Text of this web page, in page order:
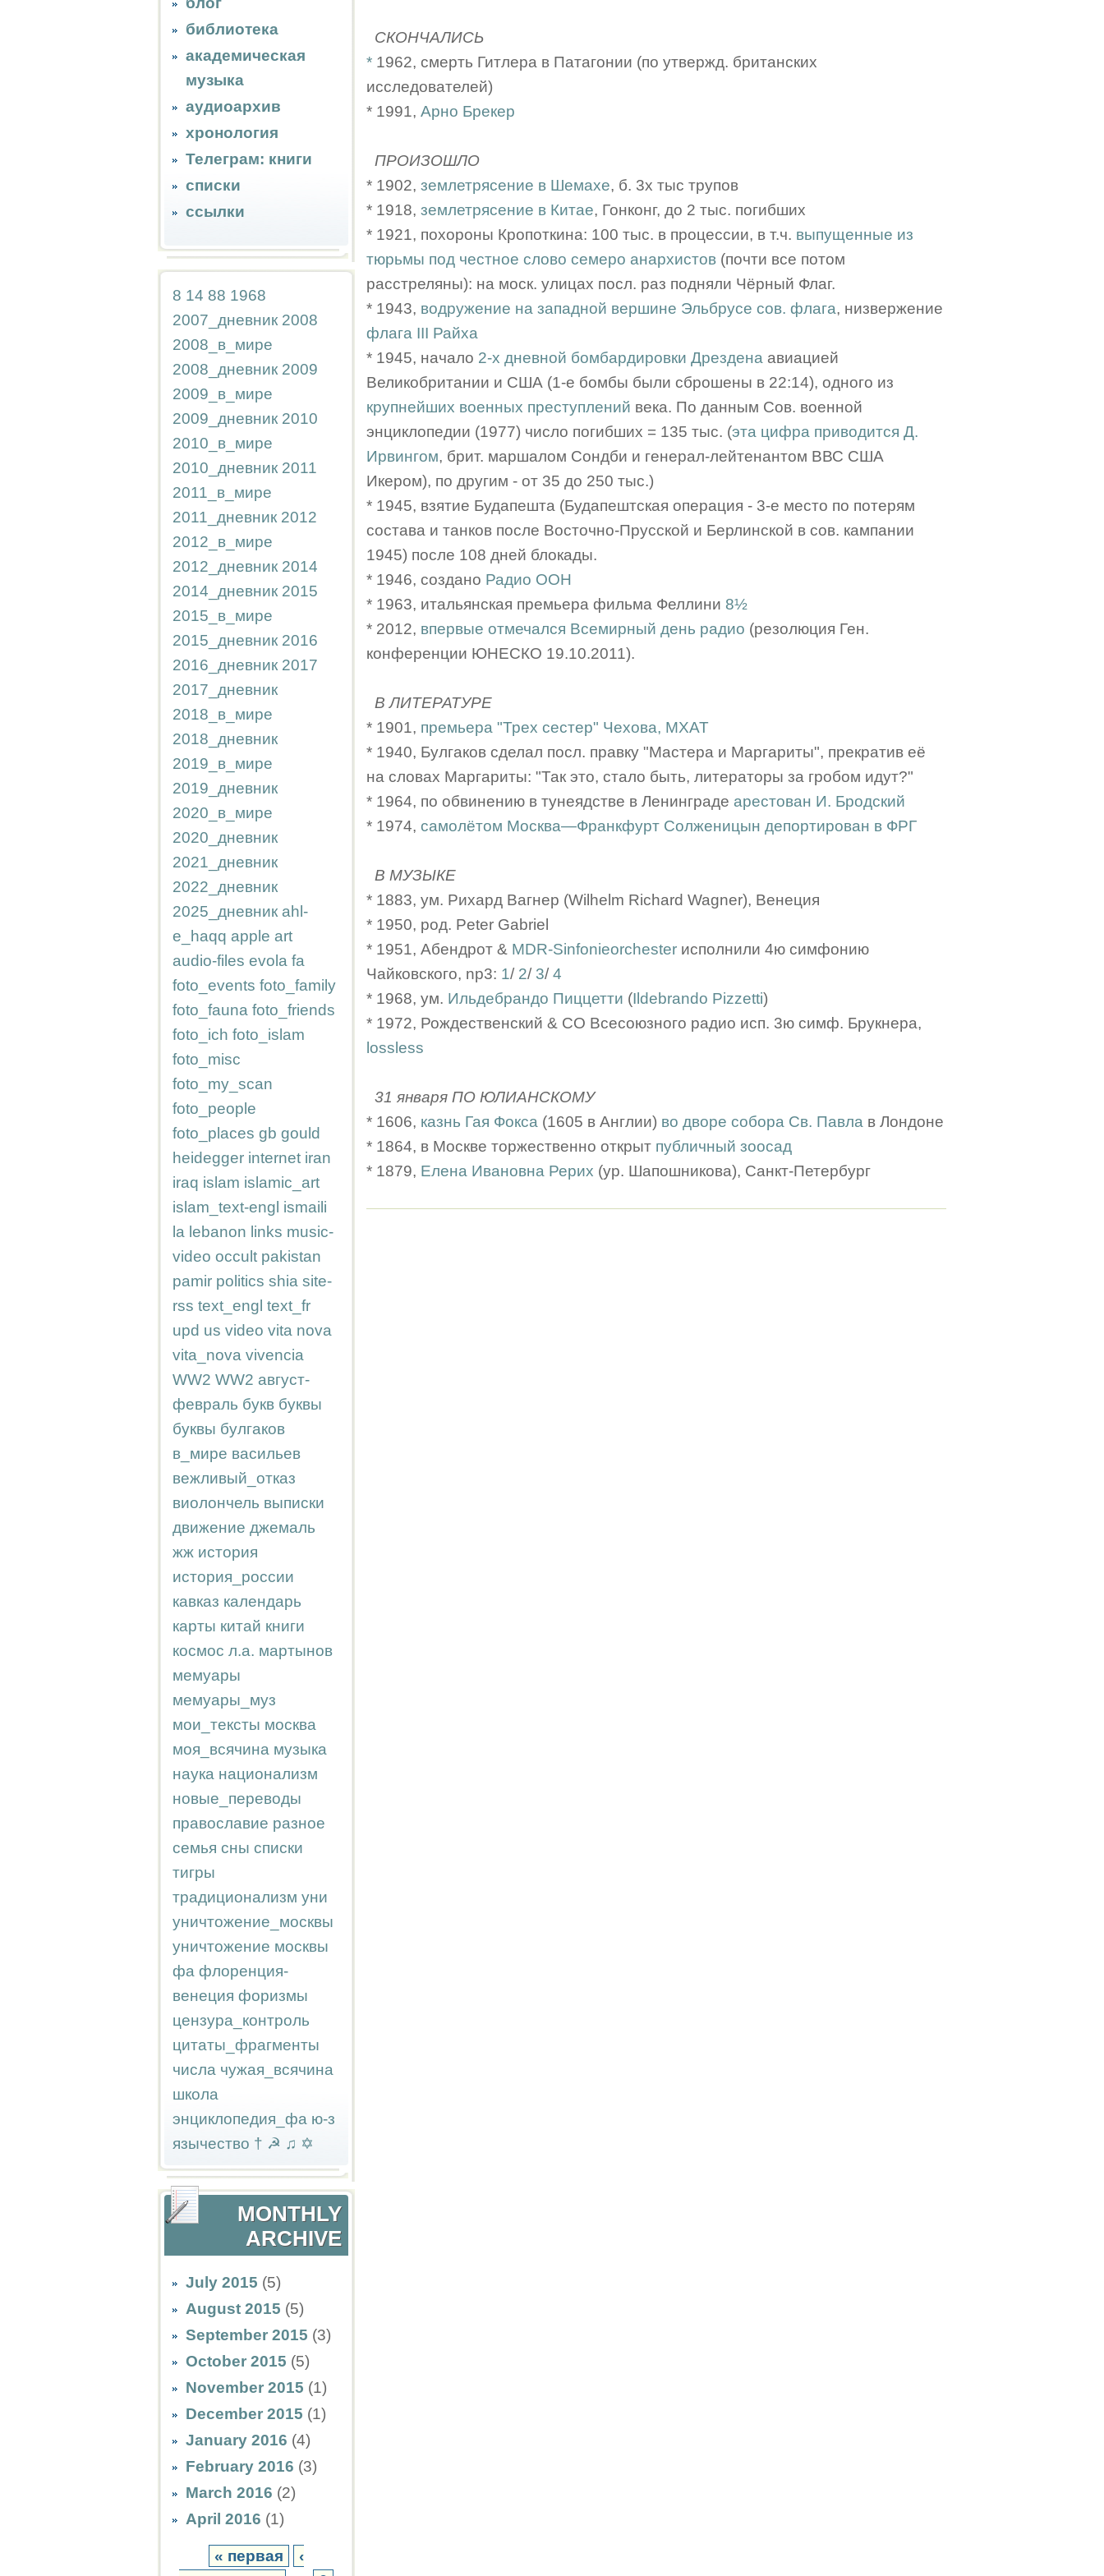
библиотека
академическая
музыка
аудиоархив
хронология
Телеграм: книги
списки
ссылки
8 14 88 1968
2007_дневник 2008
2008_в_мире
2008_дневник 2009
2009_в_мире
2009_дневник 2010
2010_в_мире
2010_дневник 2011
2011_в_мире
2011_дневник 2012
2012_в_мире
2012_дневник 2014
2014_дневник 2015
2015_в_мире
2015_дневник 2016
2016_дневник 2017
2017_дневник
2018_в_мире
2018_дневник
2019_в_мире
2019_дневник
2020_в_мире
2020_дневник
2021_дневник
2022_дневник
2025_дневник ahl-
e_haqq apple art
audio-files evola fa
foto_events foto_family
foto_fauna foto_friends
foto_ich foto_islam
foto_misc
foto_my_scan
foto_people
foto_places gb gould
heidegger internet iran
iraq islam islamic_art
islam_text-engl ismaili
la lebanon links music-
video occult pakistan
pamir politics shia site-
rss text_engl text_fr
upd us video vita nova
vita_nova vivencia
WW2 WW2 август-
февраль букв буквы
буквы булгаков
в_мире васильев
вежливый_отказ
виолончель выписки
движение джемаль
жж история
история_россии
кавказ календарь
карты китай книги
космос л.а. мартынов
мемуары
мемуары_муз
мои_тексты москва
моя_всячина музыка
наука национализм
новые_переводы
православие разное
семья сны списки
тигры
традиционализм уни
уничтожение_москвы
уничтожение москвы
фа флоренция-
венеция форизмы
цензура_контроль
цитаты_фрагменты
числа чужая_всячина
школа
энциклопедия_фа ю-з
язычество † ☭ ♫ ✡
MONTHLY
ARCHIVE
July 2015 (5)
August 2015 (5)
September 2015 (3)
October 2015 (5)
November 2015 (1)
December 2015 (1)
January 2016 (4)
February 2016 (3)
March 2016 (2)
April 2016 (1)
« первая
‹
СКОНЧАЛИСЬ
* 1962, смерть Гитлера в Патагонии (по утвержд. британских
исследователей)
* 1991, Арно Брекер
ПРОИЗОШЛО
* 1902, землетрясение в Шемахе, б. 3х тыс трупов
* 1918, землетрясение в Китае, Гонконг, до 2 тыс. погибших
* 1921, похороны Кропоткина: 100 тыс. в процессии, в т.ч. выпущенные из
тюрьмы под честное слово семеро анархистов (почти все потом
расстреляны): на моск. улицах посл. раз подняли Чёрный Флаг.
* 1943, водружение на западной вершине Эльбрусе сов. флага, низвержение
флага III Райха
* 1945, начало 2-х дневной бомбардировки Дрездена авиацией
Великобритании и США (1-е бомбы были сброшены в 22:14), одного из
крупнейших военных преступлений века. По данным Сов. военной
энциклопедии (1977) число погибших = 135 тыс. (эта цифра приводится Д.
Ирвингом, брит. маршалом Сондби и генерал-лейтенантом ВВС США
Икером), по другим - от 35 до 250 тыс.)
* 1945, взятие Будапешта (Будапештская операция - 3-е место по потерям
состава и танков после Восточно-Прусской и Берлинской в сов. кампании
1945) после 108 дней блокады.
* 1946, создано Радио ООН
* 1963, итальянская премьера фильма Феллини 8½
* 2012, впервые отмечался Всемирный день радио (резолюция Ген.
конференции ЮНЕСКО 19.10.2011).
В ЛИТЕРАТУРЕ
* 1901, премьера "Трех сестер" Чехова, МХАТ
* 1940, Булгаков сделал посл. правку "Мастера и Маргариты", прекратив её
на словах Маргариты: "Так это, стало быть, литераторы за гробом идут?"
* 1964, по обвинению в тунеядстве в Ленинграде арестован И. Бродский
* 1974, самолётом Москва—Франкфурт Солженицын депортирован в ФРГ
В МУЗЫКЕ
* 1883, ум. Рихард Вагнер (Wilhelm Richard Wagner), Венеция
* 1950, род. Peter Gabriel
* 1951, Абендрот & MDR-Sinfonieorchester исполнили 4ю симфонию
Чайковского, np3: 1/ 2/ 3/ 4
* 1968, ум. Ильдебрандо Пиццетти (Ildebrando Pizzetti)
* 1972, Рождественский & СО Всесоюзного радио исп. 3ю симф. Брукнера,
lossless
31 января ПО ЮЛИАНСКОМУ
* 1606, казнь Гая Фокса (1605 в Англии) во дворе собора Св. Павла в Лондоне
* 1864, в Москве торжественно открыт публичный зоосад
* 1879, Елена Ивановна Рерих (ур. Шапошникова), Санкт-Петербург